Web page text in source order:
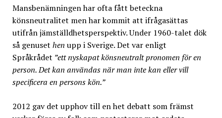
Mansbenämningen har ofta fått beteckna
könsneutralitet men har kommit att ifrågasättas
utifrån jämställdhetsperspektiv. Under 1960-talet dök
så genuset hen upp i Sverige. Det var enligt
Språkrådet ”ett nyskapat könsneutralt pronomen för en
person. Det kan användas när man inte kan eller vill
specificera en persons kön.”
2012 gav det upphov till en het debatt som främst